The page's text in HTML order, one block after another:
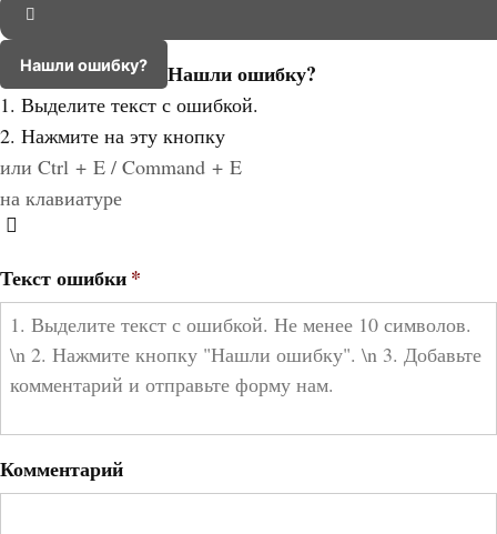
Нашли ошибку? Нашли ошибку?
1. Выделите текст с ошибкой.
2. Нажмите на эту кнопку
или Ctrl + E / Command + E
на клавиатуре
Текст ошибки*
Комментарий